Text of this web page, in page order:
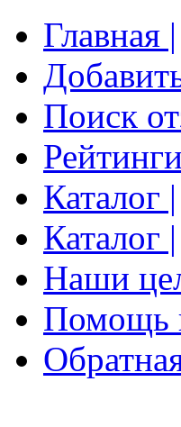
Главная |
Поиск
Каталог |
Каталог |
Наши
Помощь